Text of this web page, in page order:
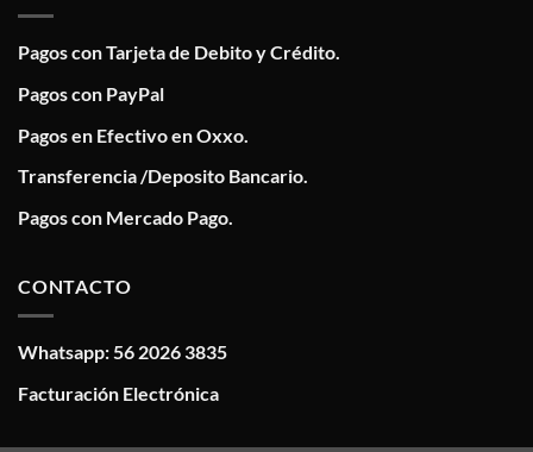
Pagos con Tarjeta de Debito y Crédito.
Pagos con PayPal
Pagos en Efectivo en Oxxo.
Transferencia /Deposito Bancario.
Pagos con Mercado Pago.
CONTACTO
Whatsapp: 56 2026 3835
Facturación Electrónica